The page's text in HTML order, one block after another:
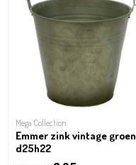
Mega Collection
Emmer zink vintage groen
d25h22